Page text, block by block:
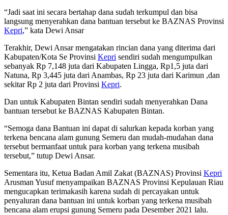
“Jadi saat ini secara bertahap dana sudah terkumpul dan bisa
langsung menyerahkan dana bantuan tersebut ke BAZNAS Provinsi
Kepri,” kata Dewi Ansar
Terakhir, Dewi Ansar mengatakan rincian dana yang diterima dari
Kabupaten/Kota Se Provinsi Kepri sendiri sudah mengumpulkan
sebanyak Rp 7,148 juta dari Kabupaten Lingga, Rp1,5 juta dari
Natuna, Rp 3,445 juta dari Anambas, Rp 23 juta dari Karimun ,dan
sekitar Rp 2 juta dari Provinsi Kepri.
Dan untuk Kabupaten Bintan sendiri sudah menyerahkan Dana
bantuan tersebut ke BAZNAS Kabupaten Bintan.
“Semoga dana Bantuan ini dapat di salurkan kepada korban yang
terkena bencana alam gunung Semeru dan mudah-mudahan dana
tersebut bermanfaat untuk para korban yang terkena musibah
tersebut,” tutup Dewi Ansar.
Sementara itu, Ketua Badan Amil Zakat (BAZNAS) Provinsi Kepri
Arusman Yusuf menyampaikan BAZNAS Provinsi Kepulauan Riau
mengucapkan terimakasih karena sudah di percayakan untuk
penyaluran dana bantuan ini untuk korban yang terkena musibah
bencana alam erupsi gunung Semeru pada Desember 2021 lalu.